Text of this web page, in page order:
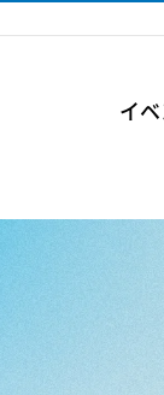
イ